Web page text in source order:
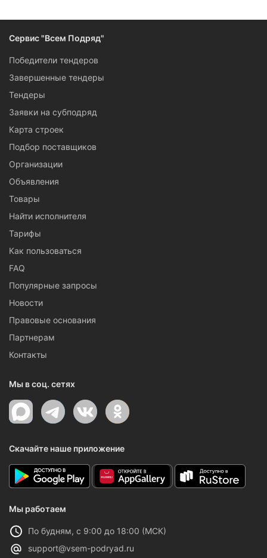
Сервис "Всем Подряд"
Победители тендеров
Завершенные тендеры
Тендеры
Заявки на субподряд
Карта строек
Подбор поставщиков
Организации
Объявления
Товары
Найти исполнителя
Тарифы
Как пользоваться
FAQ
Популярные запросы
Новости
Правовые основания
Партнерам
Контакты
Мы в соц. сетях
Скачайте наше приложение
Мы работаем
По будням, с 9:00 до 18:00 (МСК)
support@vsem-podryad.ru